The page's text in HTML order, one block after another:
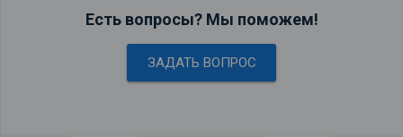
Есть вопросы? Мы поможем!
ЗАДАТЬ ВОПРОС